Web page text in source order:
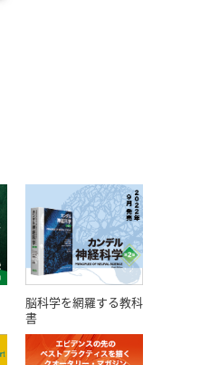
脳科学を網羅する教科
書